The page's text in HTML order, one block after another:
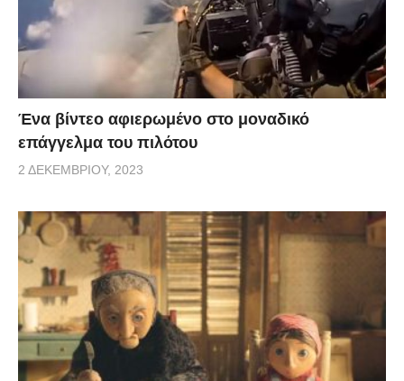
Ένα βίντεο αφιερωμένο στο μοναδικό
επάγγελμα του πιλότου
2 ΔΕΚΕΜΒΡΊΟΥ, 2023